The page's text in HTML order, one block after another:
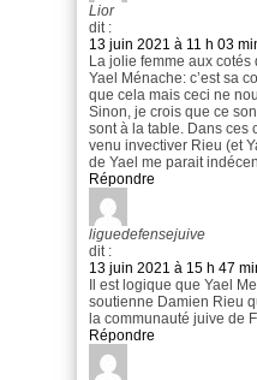
Lior
dit :
13 juin 2021 à 11 h 03
La jolie femme aux cotés
Yael Ménache: c’est sa
que cela mais ceci ne
Sinon, je crois que ce
sont à la table. Dans ces
venu invectiver Rieu (et
de Yael me parait
Répondre
liguedefensejuive
dit :
13 juin 2021 à 15 h 47
Il est logique que Yael
soutienne Damien Rieu
la communauté juive de
Répondre